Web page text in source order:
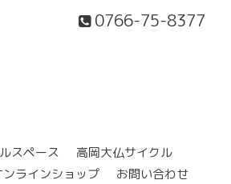
0766-75-8377
スペース
高岡大仏サイクル
ラインショップ
お問い合わせ